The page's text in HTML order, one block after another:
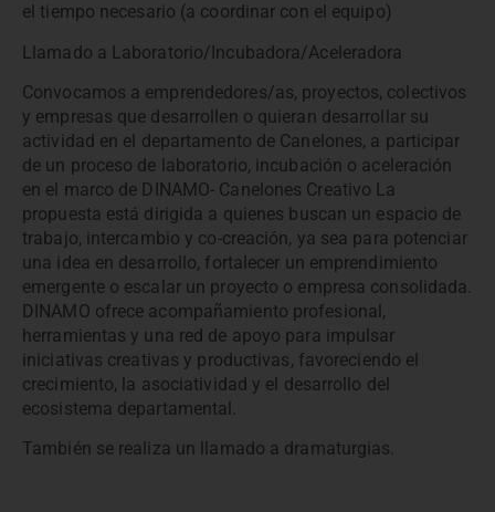
el tiempo necesario (a coordinar con el equipo)
Llamado a Laboratorio/Incubadora/Aceleradora
Convocamos a emprendedores/as, proyectos, colectivos
y empresas que desarrollen o quieran desarrollar su
actividad en el departamento de Canelones, a participar
de un proceso de laboratorio, incubación o aceleración
en el marco de DINAMO- Canelones Creativo La
propuesta está dirigida a quienes buscan un espacio de
trabajo, intercambio y co-creación, ya sea para potenciar
una idea en desarrollo, fortalecer un emprendimiento
emergente o escalar un proyecto o empresa consolidada.
DINAMO ofrece acompañamiento profesional,
herramientas y una red de apoyo para impulsar
iniciativas creativas y productivas, favoreciendo el
crecimiento, la asociatividad y el desarrollo del
ecosistema departamental.
También se realiza un llamado a dramaturgias.